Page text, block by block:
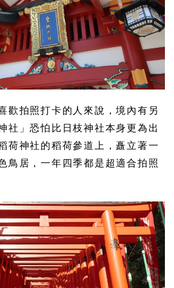
歡拍照打卡的人來說，境內有另
社」恐怕比日枝神社本身更為出
荷神社的稻荷參道上，矗立著一
鳥居，一年四季都是超適合拍照